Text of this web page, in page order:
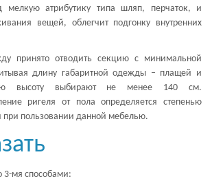
атрибутику типа шляп, перчаток, и
вещей, облегчит подгонку внутренних
принято отводить секцию с минимальной
длину габаритной одежды – плащей и
высоту выбирают не менее 140 см.
ригеля от пола определяется степенью
при пользовании данной мебелью.
3-мя способами: